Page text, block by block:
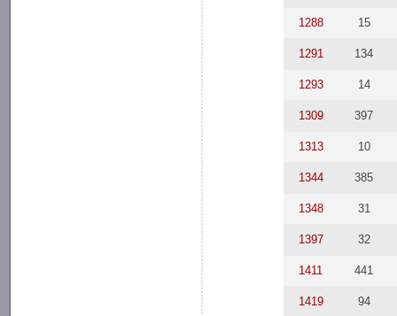
1288 15
1291 134
1293 14
1309 397
1313 10
1344 385
1348 31
1397 32
1411 441
1419 94